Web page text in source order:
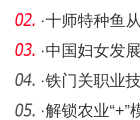
民幸福感
·十师特种鱼
·中国妇女发
阿拉
·铁门关职业
培训班开
·解锁农业“+”